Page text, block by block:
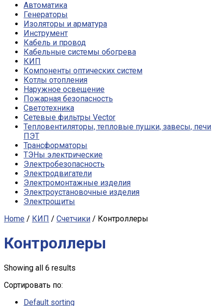
Автоматика
Генераторы
Изоляторы и арматура
Инструмент
Кабель и провод
Кабельные системы обогрева
КИП
Компоненты оптических систем
Котлы отопления
Наружное освещение
Пожарная безопасность
Светотехника
Сетевые фильтры Vector
Тепловентиляторы, тепловые пушки, завесы, печи
ПЭТ
Трансформаторы
ТЭНы электрические
Электробезопасность
Электродвигатели
Электромонтажные изделия
Электроустановочные изделия
Электрощиты
Home / КИП / Счетчики / Контроллеры
Контроллеры
Showing all 6 results
Сортировать по:
Default sorting